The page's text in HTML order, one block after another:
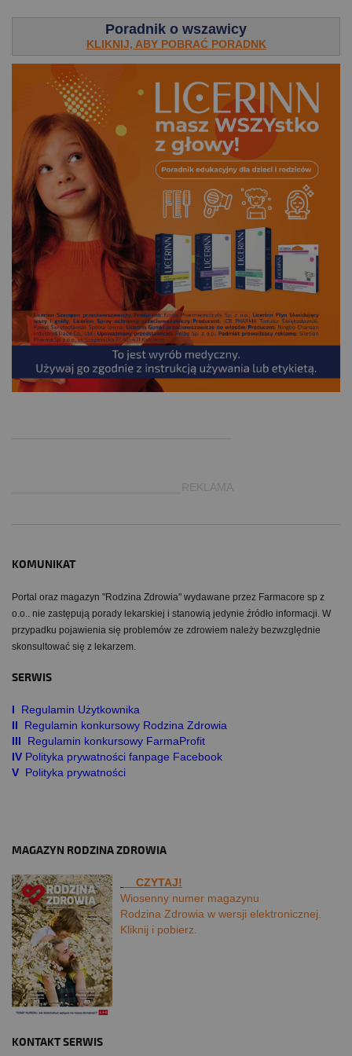
Poradnik o wszawicy
KLIKNIJ, ABY POBRAĆ PORADNK
___________________________REKLAMA
KOMUNIKAT
Portal oraz magazyn "Rodzina Zdrowia" wydawane przez Farmacore sp z
o.o.. nie zastępują porady lekarskiej i stanowią jedynie źródło informacji. W
przypadku pojawienia się problemów ze zdrowiem należy bezwzględnie
skonsultować się z lekarzem.
SERWIS
I Regulamin Użytkownika
II
Regulamin konkursowy Rodzina Zdrowia
III
Regulamin konkursowy FarmaProfit
IV Polityka prywatności fanpage Facebook
V Polityka prywatności
MAGAZYN RODZINA ZDROWIA
CZYTAJ!
Wiosenny numer magazynu
Rodzina Zdrowia w wersji elektronicznej.
Kliknij i pobierz.
KONTAKT SERWIS